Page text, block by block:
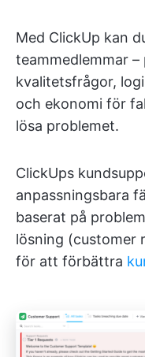
Med ClickUp kan
teammedlemmar
kvalitetsfrågor,
och ekonomi för
lösa problemet.
ClickUps
anpassningsbara
baserat på
lösning (customer
för att förbättra